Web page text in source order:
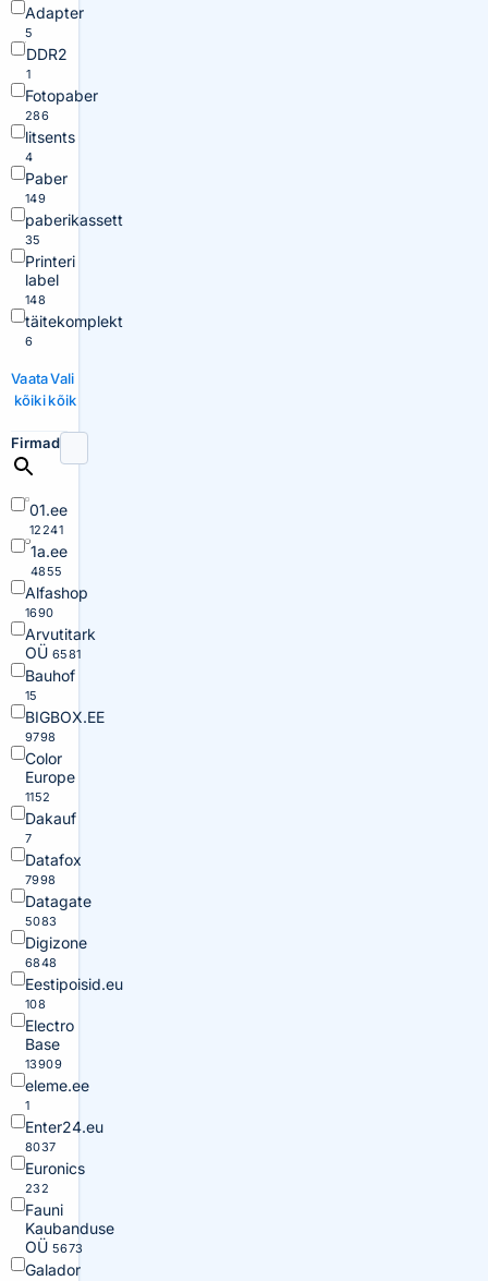
Adapter
5
DDR2
1
Fotopaber
286
litsents
4
Paber
149
paberikassett
35
Printeri
label
148
täitekomplekt
6
Vaata
kõiki
Vali
kõik
Firmad
01.ee
12241
1a.ee
4855
Alfashop
1690
Arvutitark
OÜ 6581
Bauhof
15
BIGBOX.EE
9798
Color
Europe
1152
Dakauf
7
Datafox
7998
Datagate
5083
Digizone
6848
Eestipoisid.eu
108
Electro
Base
13909
eleme.ee
1
Enter24.eu
8037
Euronics
232
Fauni
Kaubanduse
OÜ 5673
Galador